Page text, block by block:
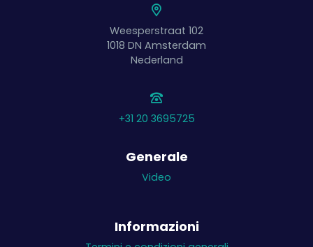
Weesperstraat 102
1018 DN Amsterdam
Nederland
+31 20 3695725
Generale
Video
Informazioni